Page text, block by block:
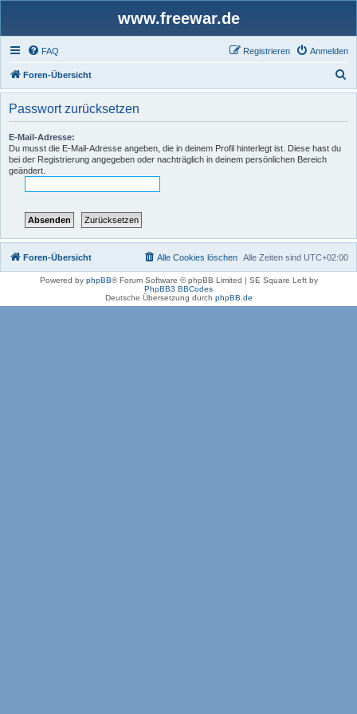
www.freewar.de
FAQ Anmelden
Registrieren
Foren-Übersicht
u
Passwort zurücksetzen
E-Mail-Adresse:
Du musst die E-Mail-Adresse angeben, die in deinem Profil hinterlegt ist. Diese hast du
bei der Registrierung angegeben oder nachträglich in deinem persönlichen Bereich
geändert.
Foren-Übersicht Alle Zeiten sind UTC+02:00
Alle Cookies löschen
Powered by phpBB® Forum Software © phpBB Limited | SE Square Left by
PhpBB3 BBCodes
Deutsche Übersetzung durch phpBB.de